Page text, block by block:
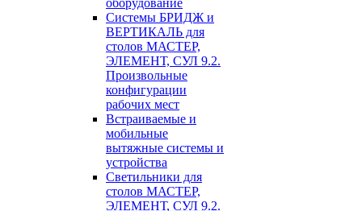
оборудование
Системы БРИДЖ и
ВЕРТИКАЛЬ для
столов МАСТЕР,
ЭЛЕМЕНТ, СУЛ 9.2.
Произвольные
конфигурации
рабочих мест
Встраиваемые и
мобильные
вытяжные системы и
устройства
Светильники для
столов МАСТЕР,
ЭЛЕМЕНТ, СУЛ 9.2.